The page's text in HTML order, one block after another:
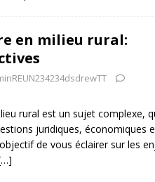
en milieu rural:
rural est un sujet complexe,
juridiques, économiques
de vous éclairer sur les